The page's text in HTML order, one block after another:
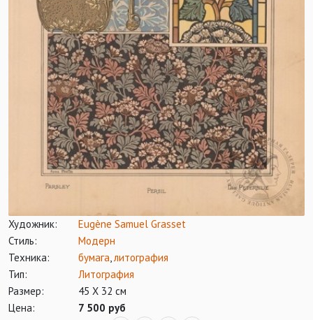
Художник:
Eugène Samuel Grasset
Стиль:
Модерн
Техника:
бумага,литография
Тип:
Литография
Размер:
45 Х 32 см
Цена:
7 500 руб